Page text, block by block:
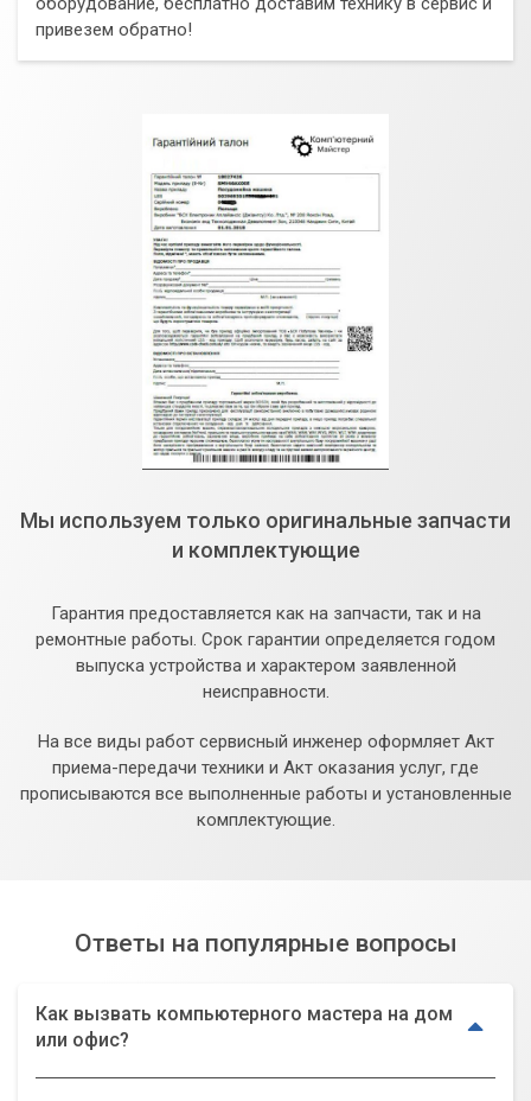
привезем обратно!
Мы используем только оригинальные запчасти
и комплектующие
Гарантия предоставляется как на запчасти, так и на
ремонтные работы. Срок гарантии определяется годом
выпуска устройства и характером заявленной
неисправности.
На все виды работ сервисный инженер оформляет Акт
приема-передачи техники и Акт оказания услуг, где
прописываются все выполненные работы и установленные
комплектующие.
Ответы на популярные вопросы
Как вызвать компьютерного мастера на дом
или офис?